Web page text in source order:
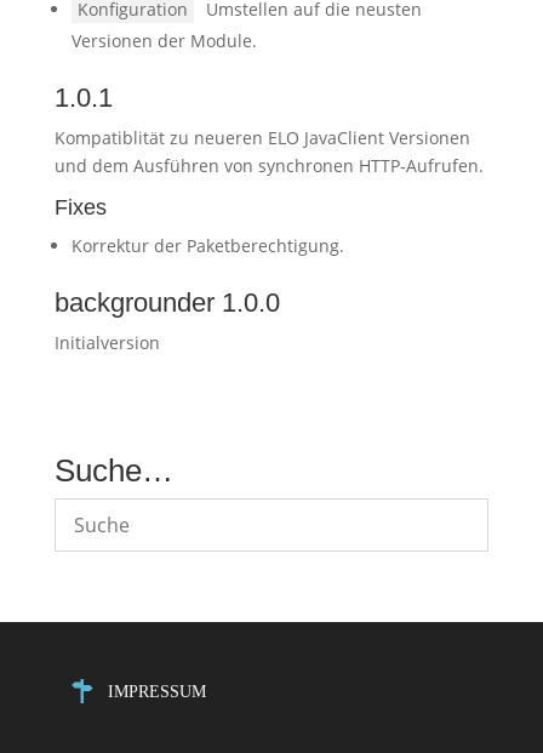
Konfiguration
Umstellen auf die neusten
Versionen der Module.
1.0.1
Kompatiblität zu neueren ELO JavaClient Versionen
und dem Ausführen von synchronen HTTP-Aufrufen.
Fixes
Korrektur der Paketberechtigung.
backgrounder 1.0.0
Initialversion
Suche…
IMPRESSUM